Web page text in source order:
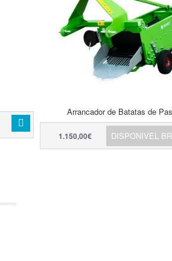
Arrancador de Batatas de
DISPONIVEL
1.150,00€